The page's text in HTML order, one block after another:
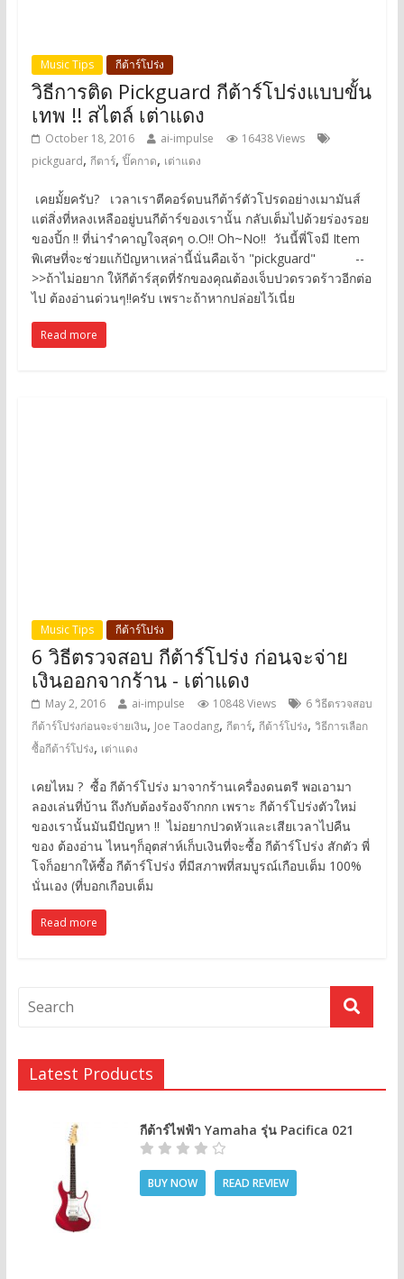
Music Tips กีต้าร์โปร่ง
วิธีการติด Pickguard กีต้าร์โปร่งแบบขั้น
เทพ !! สไตล์ เต่าแดง
October 18, 2016 ai-impulse
16438 Views
pickguard, กีตาร์,ปิ๊คกาด, เต่าแดง
เคยมั้ยครับ? เวลาเราตีคอร์ดบนกีต้าร์ตัวโปรดอย่างเมามันส์
แต่สิ่งที่หลงเหลืออยู่บนกีต้าร์ของเรานั้น กลับเต็มไปด้วยร่องรอย
ของปิ้ก !! ที่น่ารำคาญใจสุดๆ o.O!! Oh~No!! วันนี้พี่โจมี Item
พิเศษที่จะช่วยแก้ปัญหาเหล่านี้นั่นคือเจ้า "pickguard" --
>>ถ้าไม่อยาก ให้กีต้าร์สุดที่รักของคุณต้องเจ็บปวดรวดร้าวอีกต่อ
ไป ต้องอ่านด่วนๆ!!ครับ เพราะถ้าหากปล่อยไว้เนี่ย
Read more
Music Tips กีต้าร์โปร่ง
6 วิธีตรวจสอบ กีต้าร์โปร่ง ก่อนจะจ่าย
เงินออกจากร้าน - เต่าแดง
May 2, 2016 ai-impulse 10848 Views
6 วิธีตรวจสอบ
กีต้าร์โปร่งก่อนจะจ่ายเงิน, Joe Taodang, กีตาร์, กีต้าร์โปร่ง, วิธีการเลือก
ซื้อกีต้าร์โปร่ง, เต่าแดง
เคยไหม ? ซื้อ กีต้าร์โปร่ง มาจากร้านเครื่องดนตรี พอเอามา
ลองเล่นที่บ้าน ถึงกับต้องร้องจ๊ากกก เพราะ กีต้าร์โปร่งตัวใหม่
ของเรานั้นมันมีปัญหา !! ไม่อยากปวดหัวและเสียเวลาไปคืน
ของ ต้องอ่าน ไหนๆก็อุตส่าห์เก็บเงินที่จะซื้อ กีต้าร์โปร่ง สักตัว พี่
โจก็อยากให้ซื้อ กีต้าร์โปร่ง ที่มีสภาพที่สมบูรณ์เกือบเต็ม 100%
นั่นเอง (ที่บอกเกือบเต็ม
Read more
Latest Products
กีต้าร์ไฟฟ้า Yamaha รุ่น Pacifica 021
BUY NOW READ REVIEW